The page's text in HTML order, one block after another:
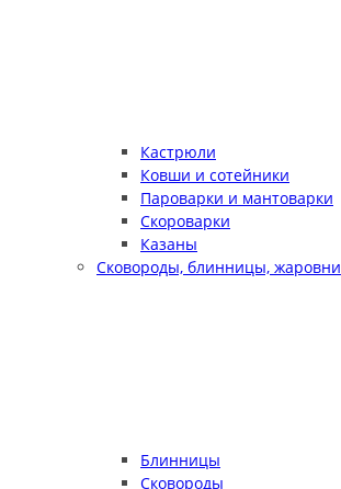
Кастрюли
Ковши и сотейники
Пароварки и мантоварки
Скороварки
Казаны
Сковороды, блинницы, жаровни
Блинницы
Сковороды